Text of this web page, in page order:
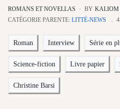
ROMANS ET NOVELLAS BY KALIOM
CATÉGORIE PARENTE: LITTÉ-NEWS
Roman Interview Série en
Science-fiction Livre papier
Christine Barsi